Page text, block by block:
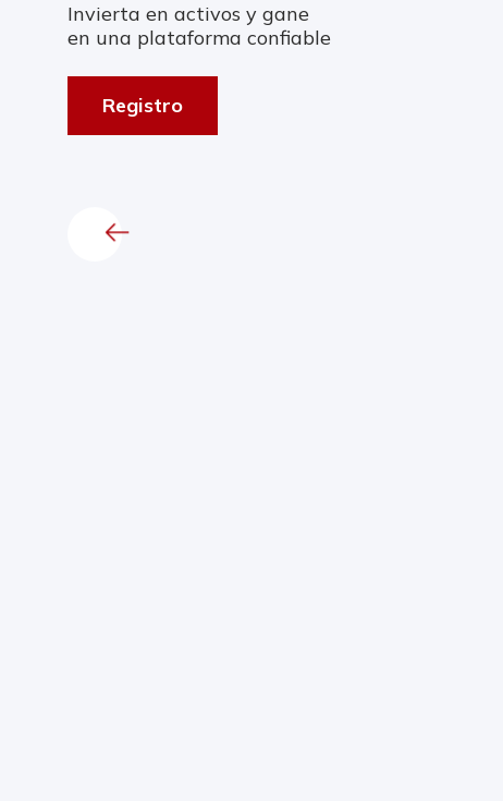
Invierta en activos y gane
en una plataforma confiable
Registro